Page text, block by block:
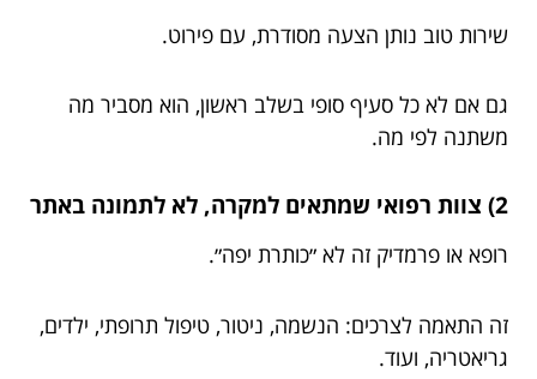
שירות טוב נותן הצעה מסודרת, עם פירוט.
גם אם לא כל סעיף סופי בשלב ראשון, הוא מסביר מה
משתנה לפי מה.
2) צוות רפואי שמתאים למקרה, לא לתמונה באתר
רופא או פרמדיק זה לא ״כותרת יפה״.
זה התאמה לצרכים: הנשמה, ניטור, טיפול תרופתי, ילדים,
גריאטריה, ועוד.